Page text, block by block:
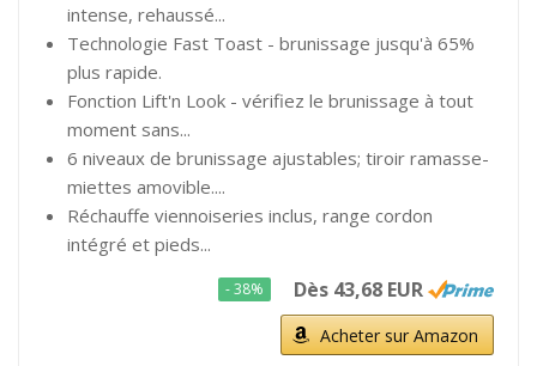
intense, rehaussé...
Technologie Fast Toast - brunissage jusqu'à 65%
plus rapide.
Fonction Lift'n Look - vérifiez le brunissage à tout
moment sans...
6 niveaux de brunissage ajustables; tiroir ramasse-
miettes amovible....
Réchauffe viennoiseries inclus, range cordon
intégré et pieds...
- 38% Dès 43,68 EUR
Acheter sur Amazon